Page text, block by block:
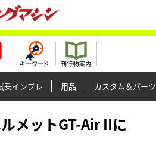
乗インプレ 用品 カスタム＆パーツ
メットGT-Air IIに